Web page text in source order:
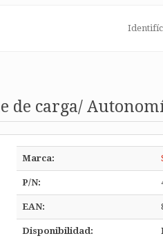
de carga/
Marca:
P/N:
EAN:
Disponibilidad: